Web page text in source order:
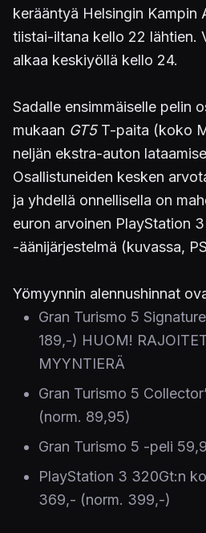
kerääntyä Helsingin Kampin
tiistai-iltana kello 22 lähtien.
alkaa keskiyöllä kello 24.
Sadalle ensimmäiselle pelin
mukaan GT5T-paita (koko
neljän ekstra-auton
Osallistuneiden kesken
ja yhdellä onnellisella on
euron arvoinen PlayStation
-äänijärjestelmä (kuvassa,
Yömyynnin alennushinnat
Gran Turismo 5
189,-) HUOM!
MYYNTIERÄ
Gran Turismo 5
(norm. 89,95)
Gran Turismo 5 -peli
PlayStation 3 320Gt:n
369,- (norm. 399,-)